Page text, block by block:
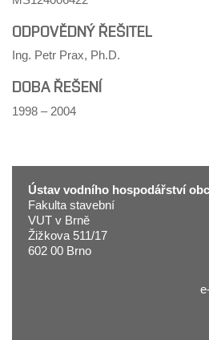
ODPOVĚDNÝ ŘEŠITEL
Ing. Petr Prax, Ph.D.
DOBA ŘEŠENÍ
1998 – 2004
Ústav vodního hospodářství
Fakulta stavební
VUT v Brně
Žižkova 511/17
602 00 Brno